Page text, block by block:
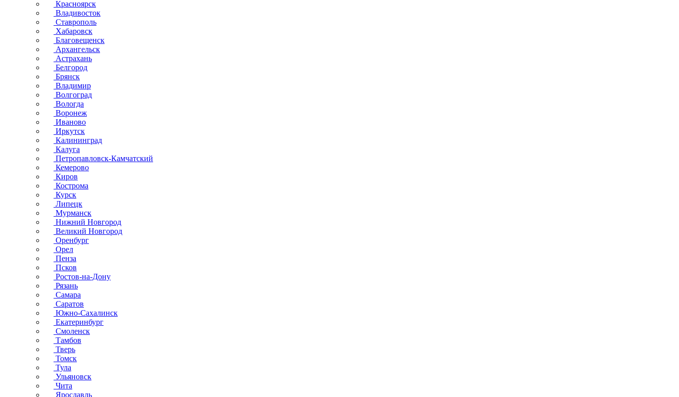
Красноярск
Владивосток
Ставрополь
Хабаровск
Благовещенск
Архангельск
Астрахань
Белгород
Брянск
Владимир
Волгоград
Вологда
Воронеж
Иваново
Иркутск
Калининград
Калуга
Петропавловск-Камчатский
Кемерово
Киров
Кострома
Курск
Липецк
Мурманск
Нижний Новгород
Великий Новгород
Оренбург
Орел
Пенза
Псков
Ростов-на-Дону
Рязань
Самара
Саратов
Южно-Сахалинск
Екатеринбург
Смоленск
Тамбов
Тверь
Томск
Тула
Ульяновск
Чита
Ярославль